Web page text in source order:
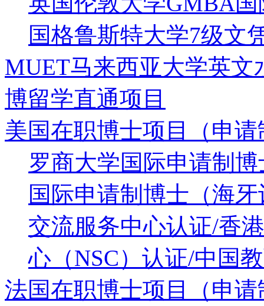
国格鲁斯特大学7级文
MUET马来西亚大学英
博留学直通项目
美国在职博士项目（申请
罗商大学国际申请制
国际申请制博士（海
交流服务中心认证/香
心（NSC）认证/中国
法国在职博士项目（申请